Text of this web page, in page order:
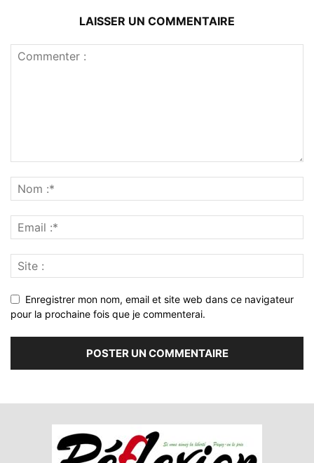
LAISSER UN COMMENTAIRE
Enregistrer mon nom, email et site web dans ce navigateur
pour la prochaine fois que je commenterai.